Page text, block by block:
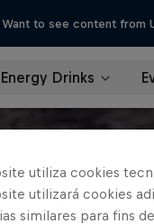
Want to see content from
Energy Drinks
utiliza cookies
utilizará cookies
similares para fins